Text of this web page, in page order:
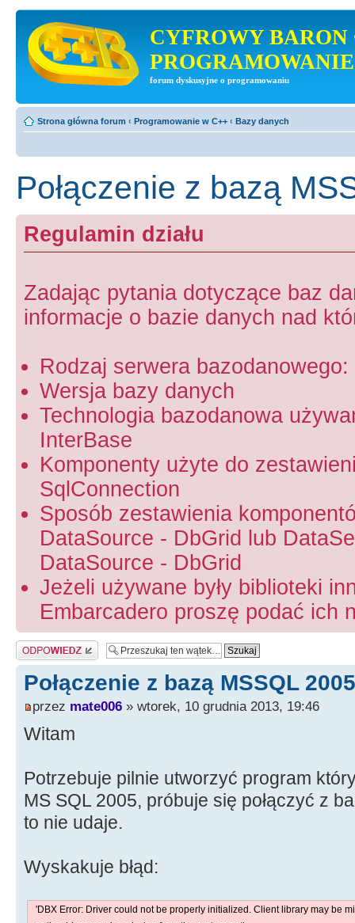
CYFROWY BARON
PROGRAMOWANIE
forum dyskusyjne o programowaniu
Strona główna forum ‹ Programowanie w C++ ‹ Bazy danych
Połączenie z bazą
Regulamin działu
Zadając pytania dotyczące baz
informacje o bazie danych nad
Rodzaj serwera
Wersja bazy danych
Technologia bazodanowa
InterBase
Komponenty użyte do
SqlConnection
Sposób zestawienia
DataSource - DbGrid lub
DataSource - DbGrid
Jeżeli używane były biblioteki
Embarcadero proszę podać ich
Odpowiedz
Połączenie z bazą MSSQL 2005
przez mate006 » wtorek, 10 grudnia 2013, 19:46
Witam
Potrzebuje pilnie utworzyć program
MS SQL 2005, próbuje się połączyć z
to nie udaje.
Wyskakuje błąd:
'DBX Error: Driver could not be properly initialized. Client library may be